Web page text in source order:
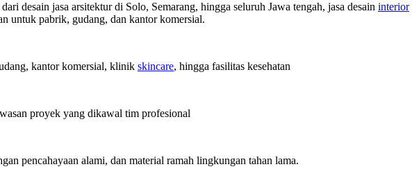
desain jasa arsitektur di Solo, Semarang, hingga seluruh Jawa tengah, jasa desain interior
untuk pabrik, gudang, dan kantor komersial.
kantor komersial, klinik skincare, hingga fasilitas kesehatan
proyek yang dikawal tim profesional
pencahayaan alami, dan material ramah lingkungan tahan lama.